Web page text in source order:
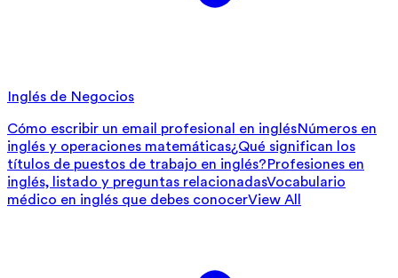
Inglés de Negocios
Cómo escribir un email profesional en inglésNúmeros en
inglés y operaciones matemáticas¿Qué significan los
títulos de puestos de trabajo en inglés?Profesiones en
inglés, listado y preguntas relacionadasVocabulario
médico en inglés que debes conocerView All